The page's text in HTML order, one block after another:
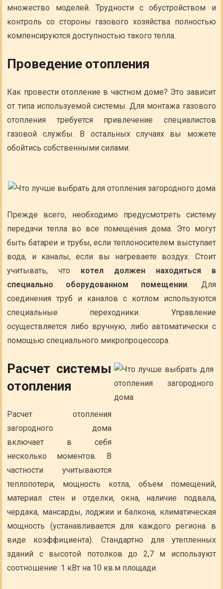
множество моделей. Трудности с обустройством и
контроль со стороны газового хозяйства полностью
компенсируются доступностью такого тепла.
Проведение отопления
Как провести отопление в частном доме? Это зависит
от типа используемой системы. Для монтажа газового
отопления требуется привлечение специалистов
газовой службы. В остальных случаях вы можете
обойтись собственными силами.
Прежде всего, необходимо предусмотреть систему
передачи тепла во все помещения дома. Это могут
быть батареи и трубы, если теплоносителем выступает
вода, и каналы, если вы нагреваете воздух. Стоит
учитывать, что котел должен находиться в
специально оборудованном помещении. Для
соединения труб и каналов с котлом используются
специальные переходники. Управление
осуществляется либо вручную, либо автоматически с
помощью специального микропроцессора.
Расчет системы
отопления
Расчет отопления
загородного дома
включает в себя
несколько моментов. В
частности учитываются
теплопотери, мощность котла, объем помещений,
материал стен и отделки, окна, наличие подвала,
чердака, мансарды, лоджии и балкона, климатическая
мощность (устанавливается для каждого региона в
виде коэффициента). Стандартно для утепленных
зданий с высотой потолков до 2,7 м используют
соотношение: 1 кВт на 10 кв.м площади.